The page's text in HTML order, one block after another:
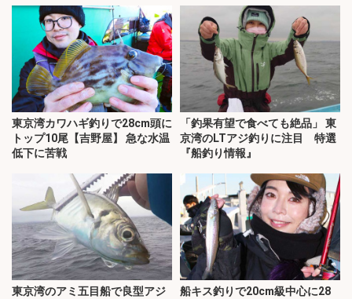
東京湾カワハギ釣りで28cm頭に
トップ10尾【吉野屋】 急な水温
低下に苦戦
「釣果有望で食べても絶品」 東
京湾のLTアジ釣りに注目 特選
『船釣り情報』
東京湾のアミ五目船で良型アジ
船キス釣りで20cm級中心に28